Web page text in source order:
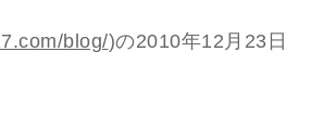
m/blog/)の2010年12月23日